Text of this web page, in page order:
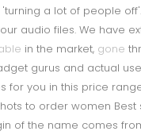
a lot of people
audio files. We have
in the market, gone
gurus and actual
for you in this price
to order women
of the name comes